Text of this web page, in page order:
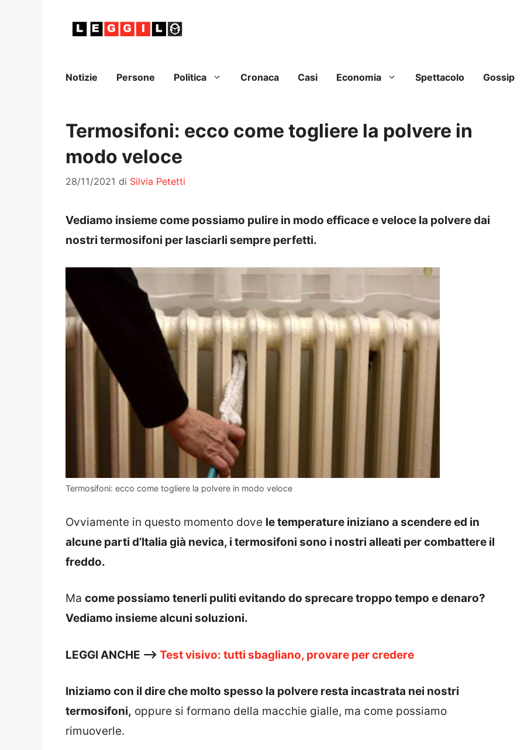
Notizie Persone Politica Cronaca Casi Economia Spettacolo Gossip
Termosifoni: ecco come togliere la polvere in
modo veloce
28/11/2021 di Silvia Petetti
Vediamo insieme come possiamo pulire in modo efficace e veloce la polvere dai
nostri termosifoni per lasciarli sempre perfetti.
Termosifoni: ecco come togliere la polvere in modo veloce
Ovviamente in questo momento dove le temperature iniziano a scendere ed in
alcune parti d’Italia già nevica, i termosifoni sono i nostri alleati per combattere il
freddo.
Ma come possiamo tenerli puliti evitando do sprecare troppo tempo e denaro?
Vediamo insieme alcuni soluzioni.
LEGGI ANCHE —> Test visivo: tutti sbagliano, provare per credere
Iniziamo con il dire che molto spesso la polvere resta incastrata nei nostri
termosifoni, oppure si formano della macchie gialle, ma come possiamo
rimuoverle.